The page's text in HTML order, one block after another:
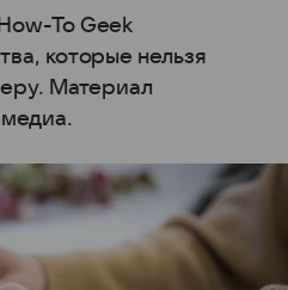
To Geek
которые нельзя
Материал
медиа.